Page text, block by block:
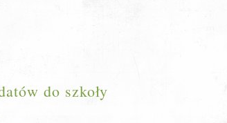
do szkoły